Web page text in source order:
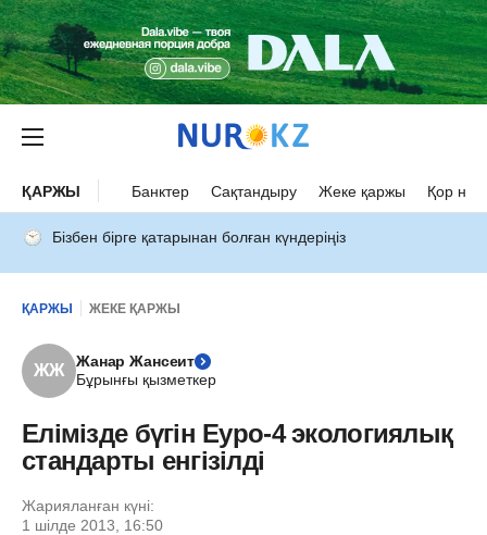
ҚАРЖЫ Банктер Сақтандыру Жеке қаржы Қор
Бізбен бірге қатарынан болған күндеріңіз
ҚАРЖЫ ЖЕКЕ ҚАРЖЫ
ЖЖ
Жанар Жансеит
Бұрынғы қызметкер
Елімізде бүгін Еуро-4 экологиялық
стандарты енгізілді
Жарияланған күні:
1 шілде 2013, 16:50